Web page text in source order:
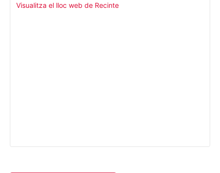
Visualitza el lloc web de Recinte